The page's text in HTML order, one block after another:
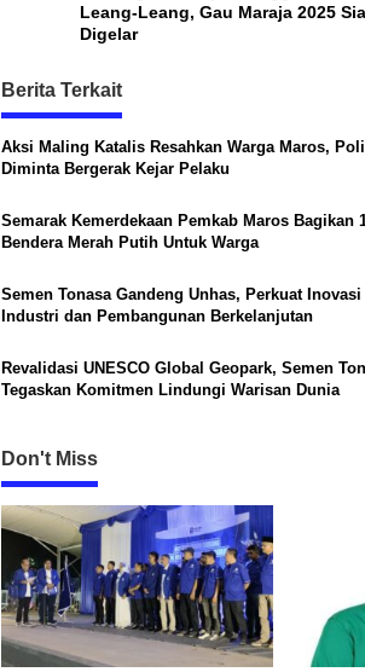
o
s
t
n
a
v
i
g
t
o
Leang-Leang, Gau Maraja 2025
Digelar
Berita Terkait
Aksi Maling Katalis Resahkan Warga Maros,
Diminta Bergerak Kejar Pelaku
Semarak Kemerdekaan Pemkab Maros Bagikan
Bendera Merah Putih Untuk Warga
Semen Tonasa Gandeng Unhas, Perkuat Inovasi
Industri dan Pembangunan Berkelanjutan
Revalidasi UNESCO Global Geopark, Semen
Tegaskan Komitmen Lindungi Warisan Dunia
Don't Miss